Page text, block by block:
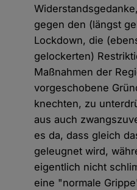
gegen den (längst
Lockdown, die
gelockerten)
Maßnahmen der
vorgeschobene
knechten, zu
aus auch
es da, dass gleich
geleugnet wird,
eigentlich nicht
eine "normale